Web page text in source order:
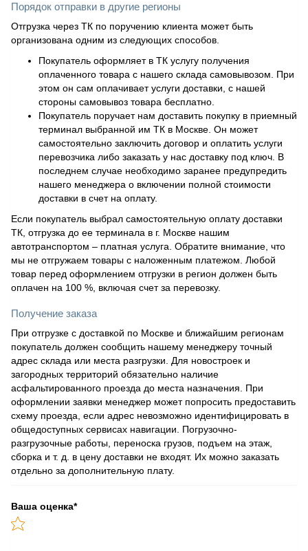
Порядок отправки в другие регионы
Отгрузка через ТК по поручению клиента может быть
организована одним из следующих способов.
Покупатель оформляет в ТК услугу получения
оплаченного товара с нашего склада самовывозом. При
этом он сам оплачивает услуги доставки, с нашей
стороны самовывоз товара бесплатно.
Покупатель поручает нам доставить покупку в приемный
терминал выбранной им ТК в Москве. Он может
самостоятельно заключить договор и оплатить услуги
перевозчика либо заказать у нас доставку под ключ. В
последнем случае необходимо заранее предупредить
нашего менеджера о включении полной стоимости
доставки в счет на оплату.
Если покупатель выбрал самостоятельную оплату доставки
ТК, отгрузка до ее терминала в г. Москве нашим
автотранспортом – платная услуга. Обратите внимание, что
мы не отгружаем товары с наложенным платежом. Любой
товар перед оформлением отгрузки в регион должен быть
оплачен на 100 %, включая счет за перевозку.
Получение заказа
При отгрузке с доставкой по Москве и ближайшим регионам
покупатель должен сообщить нашему менеджеру точный
адрес склада или места разгрузки. Для новостроек и
загородных территорий обязательно наличие
асфальтированного проезда до места назначения. При
оформлении заявки менеджер может попросить предоставить
схему проезда, если адрес невозможно идентифицировать в
общедоступных сервисах навигации. Погрузочно-
разгрузочные работы, переноска грузов, подъем на этаж,
сборка и т. д. в цену доставки не входят. Их можно заказать
отдельно за дополнительную плату.
Ваша оценка*